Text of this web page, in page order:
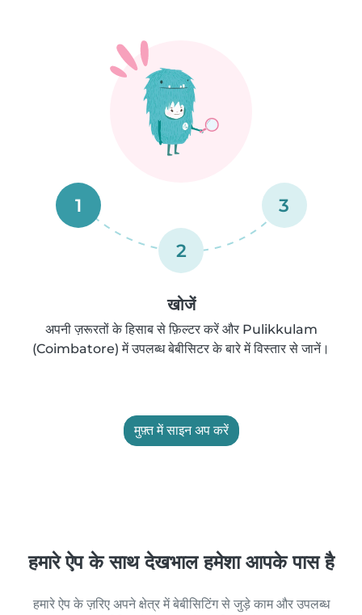
1
2
3
खोजें
अपनी ज़रूरतों के हिसाब से फ़िल्टर करें और Pulikkulam
(Coimbatore) में उपलब्ध बेबीसिटर के बारे में विस्तार से जानें।
मुफ़्त में साइन अप करें
हमारे ऐप के साथ देखभाल हमेशा आपके पास है
हमारे ऐप के ज़रिए अपने क्षेत्र में बेबीसिटिंग से जुड़े काम और उपलब्ध